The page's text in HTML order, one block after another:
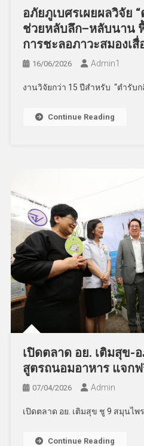
อภัยภูเบศรเผยผลวิจัย
ช่วยหลับลึก–หลับนาน
การชะลอภาวะสมองเ
16/06/2026 Admin​1
งานวิจัยกว่า 15 ปีสำหรับ “ตำรับ
Continue Reading
เปิดตลาด อย. เติมสุข-
สูตรถนอมอาหาร แจกฟ
07/04/2026 Admin
เปิดตลาด อย. เติมสุข ชู 9 สมุนไพ
Continue Reading